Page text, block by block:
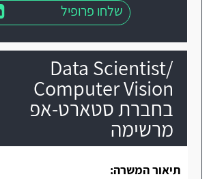
שלחו פרופיל
Data Scientist/
Computer Vision
בחברת סטארט-אפ
מרשימה
תיאור המשרה: